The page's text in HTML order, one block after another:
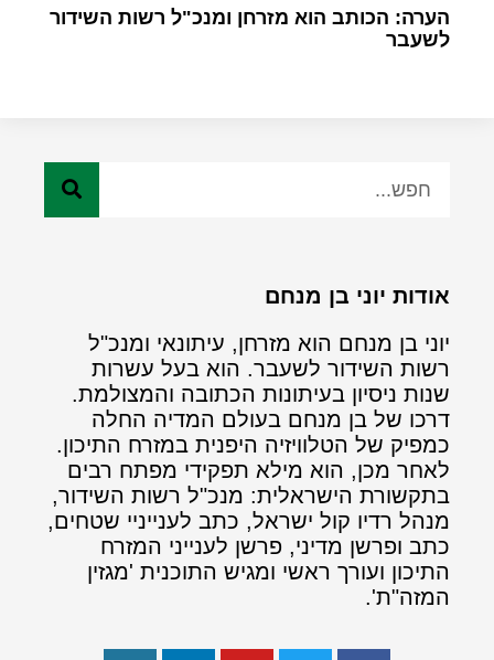
הערה: הכותב הוא מזרחן ומנכ"ל רשות השידור
לשעבר
אודות יוני בן מנחם
יוני בן מנחם הוא מזרחן, עיתונאי ומנכ"ל
רשות השידור לשעבר. הוא בעל עשרות
שנות ניסיון בעיתונות הכתובה והמצולמת.
דרכו של בן מנחם בעולם המדיה החלה
כמפיק של הטלוויזיה היפנית במזרח התיכון.
לאחר מכן, הוא מילא תפקידי מפתח רבים
בתקשורת הישראלית: מנכ"ל רשות השידור,
מנהל רדיו קול ישראל, כתב לענייניי שטחים,
כתב ופרשן מדיני, פרשן לענייני המזרח
התיכון ועורך ראשי ומגיש התוכנית 'מגזין
המזה"ת'.